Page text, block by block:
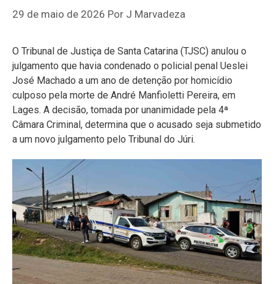
29 de maio de 2026 Por J Marvadeza
O Tribunal de Justiça de Santa Catarina (TJSC) anulou o
julgamento que havia condenado o policial penal Ueslei
José Machado a um ano de detenção por homicídio
culposo pela morte de André Manfioletti Pereira, em
Lages. A decisão, tomada por unanimidade pela 4ª
Câmara Criminal, determina que o acusado seja submetido
a um novo julgamento pelo Tribunal do Júri.